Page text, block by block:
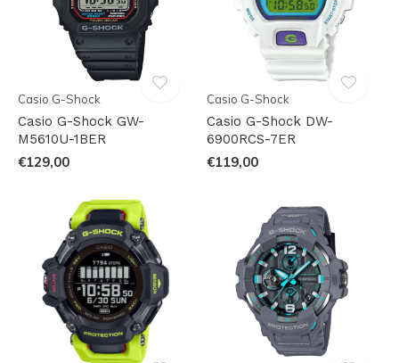
Casio G-Shock
Casio G-Shock GW-
M5610U-1BER
€129,00
Casio G-Shock
Casio G-Shock DW-
6900RCS-7ER
€119,00